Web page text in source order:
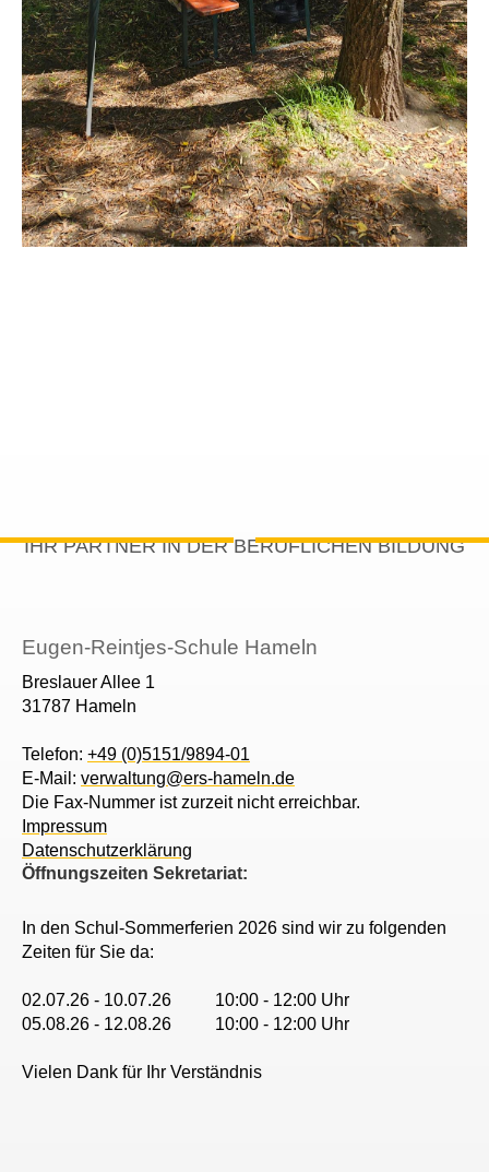
IHR PARTNER IN DER BERUFLICHEN BILDUNG
Eugen-Reintjes-Schule Hameln
Breslauer Allee 1
31787 Hameln
Telefon: +49 (0)5151/9894-01
E-Mail: verwaltung@ers-hameln.de
Die Fax-Nummer ist zurzeit nicht erreichbar.
Impressum
Datenschutzerklärung
Öffnungszeiten Sekretariat:
In den Schul-Sommerferien 2026 sind wir zu folgenden
Zeiten für Sie da:
02.07.26 - 10.07.26 10:00 - 12:00 Uhr
05.08.26 - 12.08.26 10:00 - 12:00 Uhr
Vielen Dank für Ihr Verständnis